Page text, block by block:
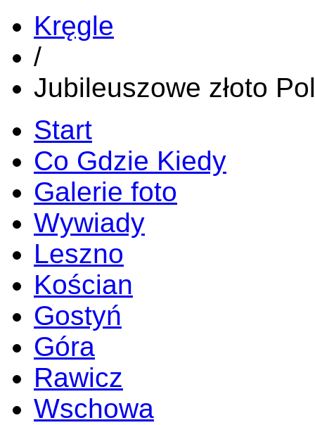
Kręgle
/
Jubileuszowe złoto
Start
Co Gdzie Kiedy
Galerie foto
Wywiady
Leszno
Kościan
Gostyń
Góra
Rawicz
Wschowa